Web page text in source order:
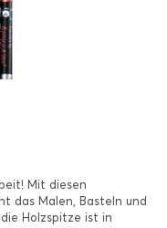
Mit diesen
das Malen, Basteln und
Holzspitze ist in